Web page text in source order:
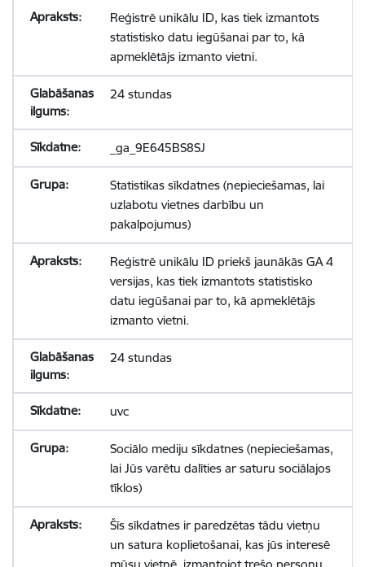
Reģistrē unikālu ID, kas tiek izmantots
statistisko datu iegūšanai par to, kā
apmeklētājs izmanto vietni.
24 stundas
_ga_9E645BS8SJ
Statistikas sīkdatnes (nepieciešamas, lai
uzlabotu vietnes darbību un
pakalpojumus)
Reģistrē unikālu ID priekš jaunākās GA 4
versijas, kas tiek izmantots statistisko
datu iegūšanai par to, kā apmeklētājs
izmanto vietni.
24 stundas
uvc
Sociālo mediju sīkdatnes (nepieciešamas,
lai Jūs varētu dalīties ar saturu sociālajos
tīklos)
Šīs sīkdatnes ir paredzētas tādu vietņu
un satura koplietošanai, kas jūs interesē